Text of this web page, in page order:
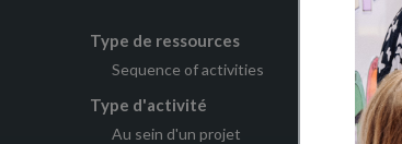
Type de ressources
Sequence of activities
Type d'activité
Au sein d'un projet